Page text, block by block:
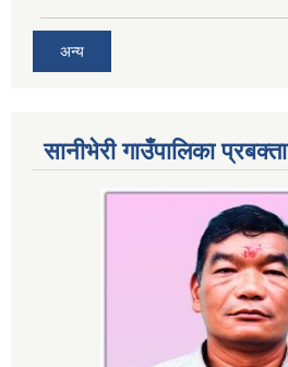
अन्य
सानीभेरी गाउँपालिका प्रबक्ता